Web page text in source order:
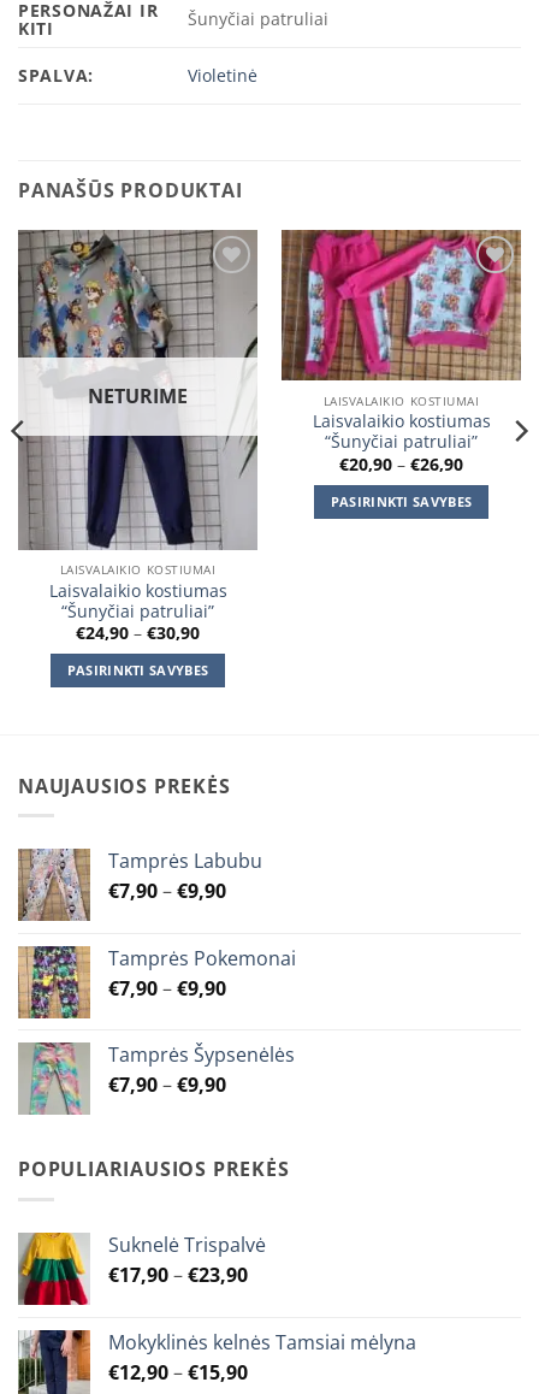
PERSONAŽAI IR
KITI Šunyčiai patruliai
SPALVA: Violetinė
PANAŠŪS PRODUKTAI
Add to
wishlist
NETURIME
LAISVALAIKIO KOSTIUMAI
Laisvalaikio kostiumas
“Šunyčiai patruliai”
€24,90 – €30,90Price
€24,90
through
€30,90
PASIRINKTI SAVYBES
multiple
variants.
options
may
be
on
the
product
Add to
wishlist
LAISVALAIKIO KOSTIUMAI
Laisvalaikio kostiumas
“Šunyčiai patruliai”
€20,90 – €26,90Price
€20,90
through
€26,90
PASIRINKTI SAVYBES
NAUJAUSIOS PREKĖS
Tamprės Labubu
€7,90–€9,90Price
through
€9,90
Tamprės Pokemonai
€7,90–€9,90Price
through
€9,90
Tamprės Šypsenėlės
€7,90–€9,90Price
through
€9,90
POPULIARIAUSIOS PREKĖS
Suknelė Trispalvė
€17,90–€23,90Price
through
€23,90
Mokyklinės kelnės Tamsiai mėlyna
€12,90–€15,90Price